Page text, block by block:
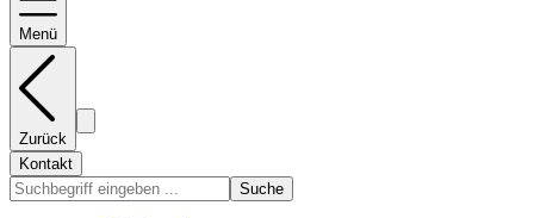
Menü
Zurück
Kontakt
Suche